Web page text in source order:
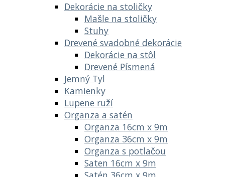
Dekorácie na stoličky
Mašle na stoličky
Stuhy
Drevené svadobné dekorácie
Dekorácie na stôl
Drevené Písmená
Jemný Tyl
Kamienky
Lupene ruží
Organza a satén
Organza 16cm x 9m
Organza 36cm x 9m
Organza s potlačou
Saten 16cm x 9m